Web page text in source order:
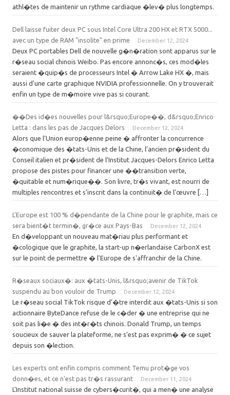
athl�tes de maintenir un rythme cardiaque �lev� plus longtemps.
Dell laisse fuiter deux PC sous Intel Core Ultra 200 HX et RTX 5000...
avec un type de RAM "insolite" en prime
December 12, 2024
Deux PC portables Dell de nouvelle g�n�ration sont apparus sur le
r�seau social chinois Weibo. Pas encore annonc�s, ces mod�les
seraient �quip�s de processeurs Intel � Arrow Lake HX �, mais
aussi d'une carte graphique NVIDIA professionnelle. On y trouverait
enfin un type de m�moire vive pas si courant.
��Des id�es nouvelles pour l&rsquo;Europe��, d&rsquo;Enrico
Letta : dans les pas de Jacques Delors
December 12, 2024
Alors que l’Union europ�enne peine � affronter la concurrence
�conomique des �tats-Unis et de la Chine, l’ancien pr�sident du
Conseil italien et pr�sident de l’Institut Jacques-Delors Enrico Letta
propose des pistes pour financer une ��transition verte,
�quitable et num�rique��. Son livre, tr�s vivant, est nourri de
multiples rencontres et s’inscrit dans la continuit� de l’œuvre […]
L'Europe est 100 % d�pendante de la Chine pour le graphite, mais ce
sera bient�t termin�, gr�ce aux Pays-Bas
December 12, 2024
En d�veloppant un nouveau mat�riau plus performant et
�cologique que le graphite, la start-up n�erlandaise CarbonX est
sur le point de permettre � l'Europe de s'affranchir de la Chine.
R�seaux sociaux�: aux �tats-Unis, l&rsquo;avenir de TikTok
suspendu au bon vouloir de Trump
December 12, 2024
Le r�seau social TikTok risque d’�tre interdit aux �tats-Unis si son
actionnaire ByteDance refuse de le c�der � une entreprise qui ne
soit pas li�e � des int�r�ts chinois. Donald Trump, un temps
soucieux de sauver la plateforme, ne s’est pas exprim� � ce sujet
depuis son �lection.
Les experts ont enfin compris comment Temu prot�ge vos
donn�es, et ce n'est pas tr�s rassurant
December 11, 2024
L'Institut national suisse de cybers�curit�, qui a men� une analyse